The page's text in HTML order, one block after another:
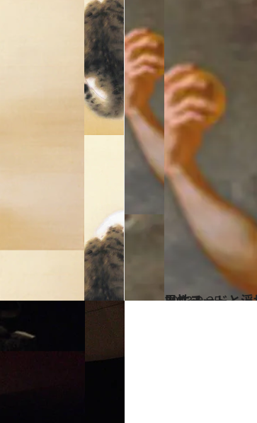
2013.9.25
男性ヌードと
カルチャー